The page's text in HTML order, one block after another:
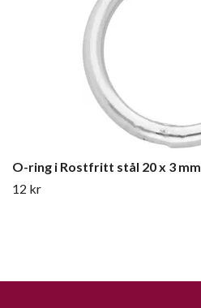
O-ring i Rostfritt stål 20 x 3 mm
12 kr